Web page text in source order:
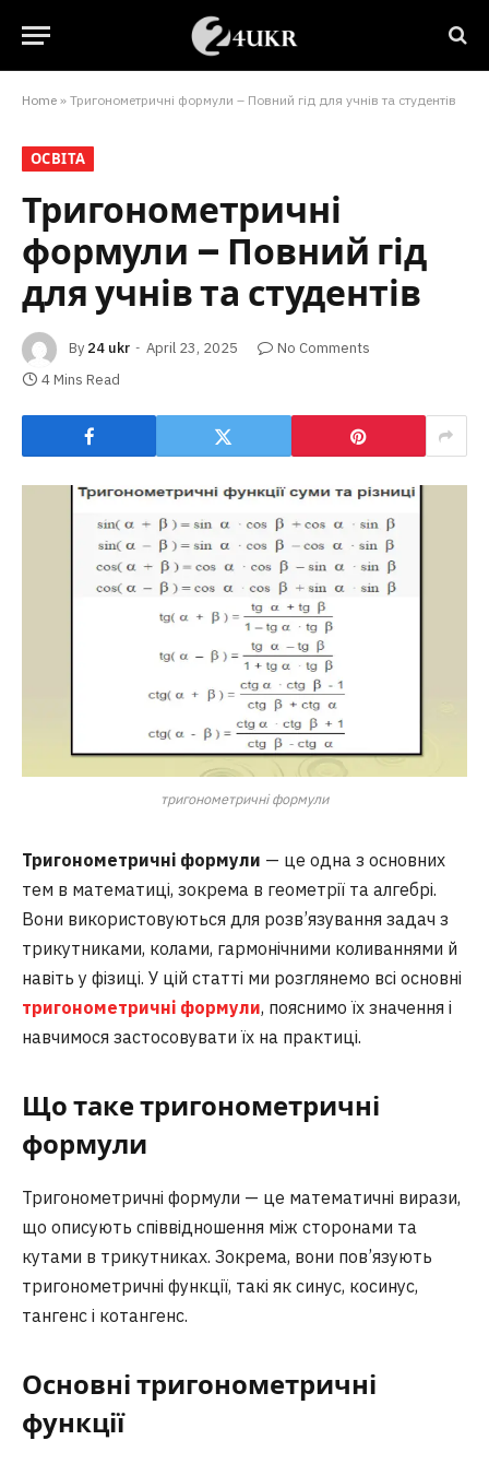
Home » Тригонометричні формули – Повний гід для учнів та студентів
ОСВІТА
Тригонометричні
формули – Повний гід
для учнів та студентів
By 24 ukr April 23, 2025
No Comments
4 Mins Read
тригонометричні формули
Тригонометричні формули — це одна з основних
тем в математиці, зокрема в геометрії та алгебрі.
Вони використовуються для розв’язування задач з
трикутниками, колами, гармонічними коливаннями й
навіть у фізиці. У цій статті ми розглянемо всі основні
тригонометричні формули, пояснимо їх значення і
навчимося застосовувати їх на практиці.
Що таке тригонометричні
формули
Тригонометричні формули — це математичні вирази,
що описують співвідношення між сторонами та
кутами в трикутниках. Зокрема, вони пов’язують
тригонометричні функції, такі як синус, косинус,
тангенс і котангенс.
Основні тригонометричні
функції